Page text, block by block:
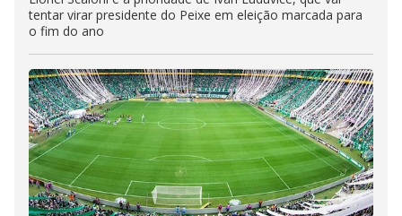
tentar virar presidente do Peixe em eleição marcada para
o fim do ano